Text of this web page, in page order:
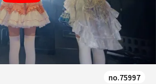
no.75997